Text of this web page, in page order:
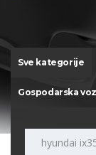
Sve kategorije
Gospodarska